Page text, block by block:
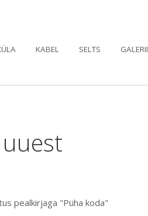
KABEL SELTS GALERII
pealkirjaga "Püha koda"